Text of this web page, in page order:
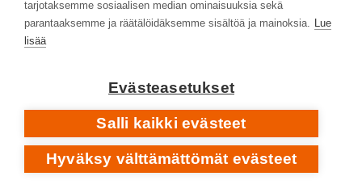
Marko Niemelä
tarjotaksemme sosiaalisen median ominaisuuksia sekä
parantaaksemme ja räätälöidäksemme sisältöä ja mainoksia. Lue
lisää
Evästeasetukset
Salli kaikki evästeet
Hyväksy välttämättömät evästeet